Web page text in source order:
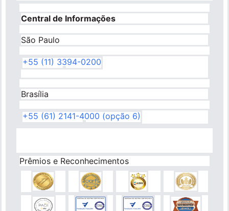
Central de Informações
São Paulo
+55 (11) 3394-0200
Brasília
+55 (61) 2141-4000 (opção 6)
Prêmios e Reconhecimentos